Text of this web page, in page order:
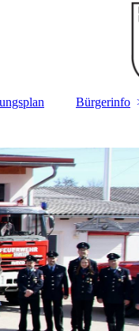
Bürgerinfo